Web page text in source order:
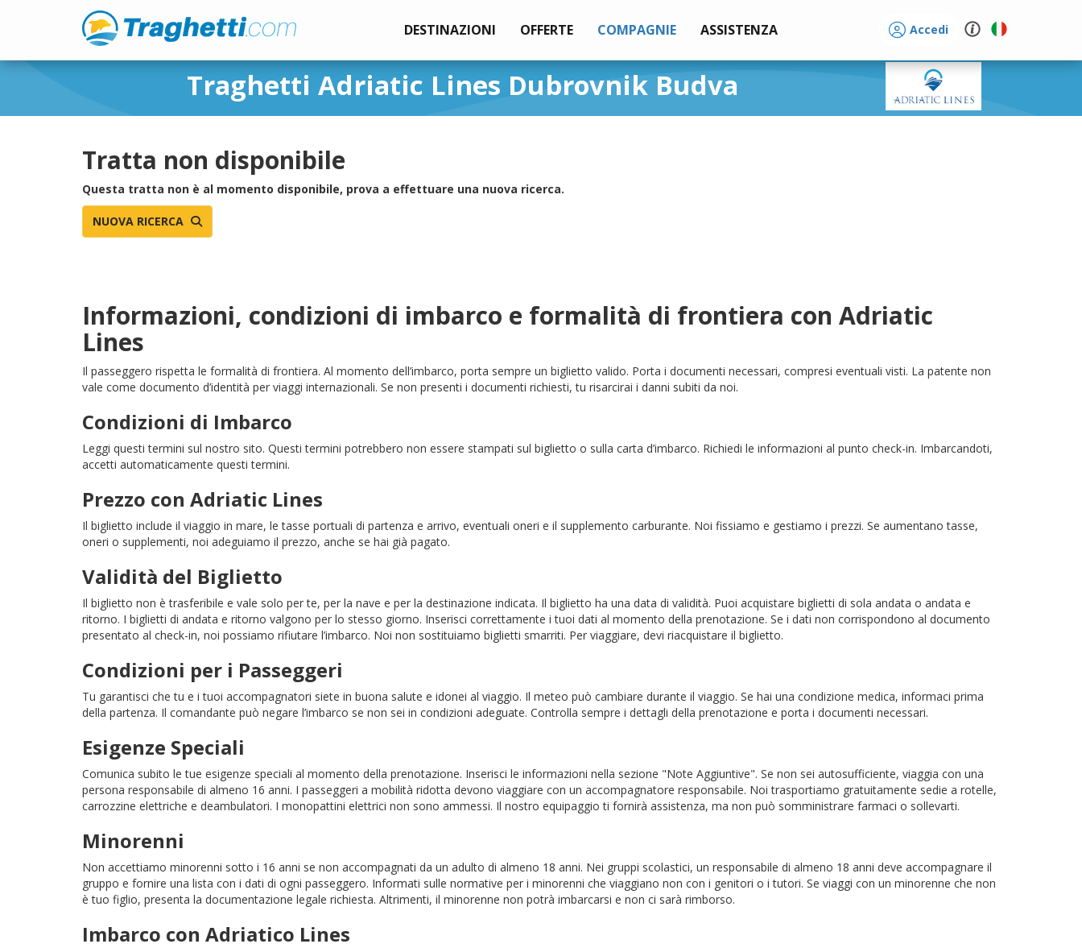
DESTINAZIONI OFFERTE COMPAGNIE ASSISTENZA Accedi
Traghetti Adriatic Lines Dubrovnik Budva
Tratta non disponibile
Questa tratta non è al momento disponibile, prova a effettuare una nuova ricerca.
NUOVA RICERCA
Informazioni, condizioni di imbarco e formalità di frontiera con Adriatic
Lines
Il passeggero rispetta le formalità di frontiera. Al momento dell’imbarco, porta sempre un biglietto valido. Porta i documenti necessari, compresi eventuali visti. La patente non
vale come documento d’identità per viaggi internazionali. Se non presenti i documenti richiesti, tu risarcirai i danni subiti da noi.
Condizioni di Imbarco
Leggi questi termini sul nostro sito. Questi termini potrebbero non essere stampati sul biglietto o sulla carta d’imbarco. Richiedi le informazioni al punto check-in. Imbarcandoti,
accetti automaticamente questi termini.
Prezzo con Adriatic Lines
Il biglietto include il viaggio in mare, le tasse portuali di partenza e arrivo, eventuali oneri e il supplemento carburante. Noi fissiamo e gestiamo i prezzi. Se aumentano tasse,
oneri o supplementi, noi adeguiamo il prezzo, anche se hai già pagato.
Validità del Biglietto
Il biglietto non è trasferibile e vale solo per te, per la nave e per la destinazione indicata. Il biglietto ha una data di validità. Puoi acquistare biglietti di sola andata o andata e
ritorno. I biglietti di andata e ritorno valgono per lo stesso giorno. Inserisci correttamente i tuoi dati al momento della prenotazione. Se i dati non corrispondono al documento
presentato al check-in, noi possiamo rifiutare l’imbarco. Noi non sostituiamo biglietti smarriti. Per viaggiare, devi riacquistare il biglietto.
Condizioni per i Passeggeri
Tu garantisci che tu e i tuoi accompagnatori siete in buona salute e idonei al viaggio. Il meteo può cambiare durante il viaggio. Se hai una condizione medica, informaci prima
della partenza. Il comandante può negare l’imbarco se non sei in condizioni adeguate. Controlla sempre i dettagli della prenotazione e porta i documenti necessari.
Esigenze Speciali
Comunica subito le tue esigenze speciali al momento della prenotazione. Inserisci le informazioni nella sezione "Note Aggiuntive". Se non sei autosufficiente, viaggia con una
persona responsabile di almeno 16 anni. I passeggeri a mobilità ridotta devono viaggiare con un accompagnatore responsabile. Noi trasportiamo gratuitamente sedie a rotelle,
carrozzine elettriche e deambulatori. I monopattini elettrici non sono ammessi. Il nostro equipaggio ti fornirà assistenza, ma non può somministrare farmaci o sollevarti.
Minorenni
Non accettiamo minorenni sotto i 16 anni se non accompagnati da un adulto di almeno 18 anni. Nei gruppi scolastici, un responsabile di almeno 18 anni deve accompagnare il
gruppo e fornire una lista con i dati di ogni passeggero. Informati sulle normative per i minorenni che viaggiano non con i genitori o i tutori. Se viaggi con un minorenne che non
è tuo figlio, presenta la documentazione legale richiesta. Altrimenti, il minorenne non potrà imbarcarsi e non ci sarà rimborso.
Imbarco con Adriatico Lines